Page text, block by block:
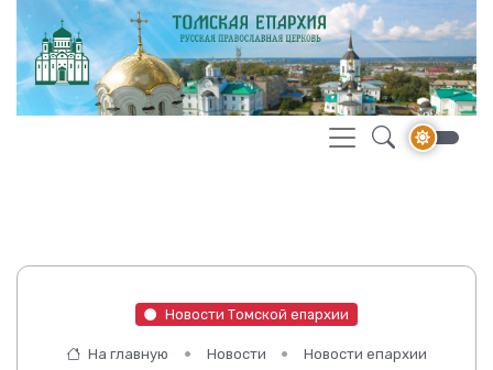
Новости Томской епархии
На главную Новости Новости епархии